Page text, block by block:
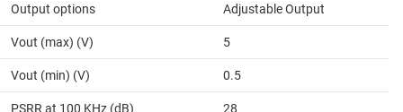
Output options Adjustable Output
Vout (max) (V) 5
Vout (min) (V) 0.5
PSRR at 100 KHz (dB) 28